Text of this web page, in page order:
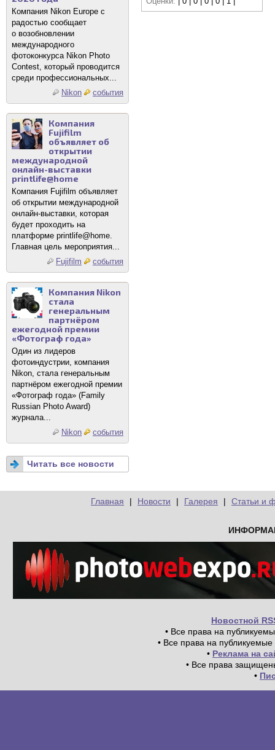
Компания Nikon Europe с
радостью сообщает
о возобновлении
международного
фотоконкурса Nikon Photo
Contest, который проводится
среди профессиональных...
Nikon
события
Компания
Fujifilm
объявляет об
открытии
международной
онлайн-выставки
printlife@home
Компания Fujifilm объявляет
об открытии международной
онлайн-выставки, которая
будет проходить на
платформе printlife@home.
Главная цель мероприятия...
Fujifilm
события
Компания Nikon
стала
генеральным
партнёром
ежегодной премии
«Фотограф года»
Один из лидеров
фотоиндустрии, компания
Nikon, стала генеральным
партнёром ежегодной премии
«Фотограф года» (Family
Russian Photo Award)
журнала...
Nikon
события
Читать все новости
Главная | Новости | Галерея | Статьи и
Новостной
• Все права на
• Все права на
• Реклама на
• Все права
•